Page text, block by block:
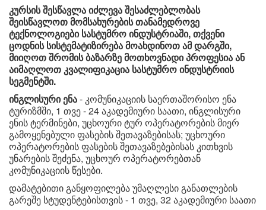
კურსის შესწავლა იძლევა შესაძლებლობას
შეისწავლოთ მომსახურების თანამედროვე
ტექნოლოგიები სასტუმრო ინდუსტრიაში, თქვენი
ცოდნის სისტემატიზირება მოახდინოთ ამ დარგში,
მიიღოთ შრომის ბაზარზე მოთხოვნადი პროფესია ან
აიმაღლოთ კვალიფიკაცია სასტუმრო ინდუსტრიის
სეგმენტში.
ინგლისური ენა- კომუნიკაციის საერთაშორისო ენა
ტურიზმში, 1 თვე - 24 აკადემიური საათი, ინგლისური
ენის ტერმინები, უცხოური ტურ ოპერატორების მიერ
გამოყენებული ფასების შეთავაზებისას; უცხოური
ოპერატორების ფასების შეთავაზებებისას კითხვის
უნარების შეძენა, უცხოურ ოპერატორებთან
კომუნიკაციის წესები.
დამატებითი განყოფილება უმაღლესი განათლების
გარეშე სტუდენტებისთვის - 1 თვე, 32 აკადემიური საათი